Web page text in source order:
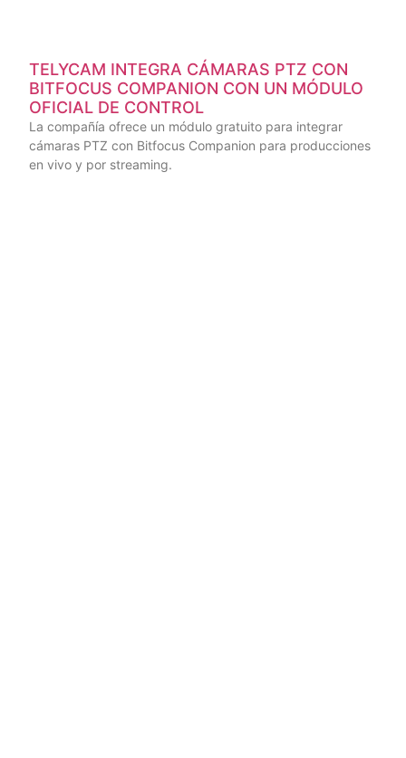
TELYCAM INTEGRA CÁMARAS PTZ CON
BITFOCUS COMPANION CON UN MÓDULO
OFICIAL DE CONTROL
La compañía ofrece un módulo gratuito para integrar
cámaras PTZ con Bitfocus Companion para producciones
en vivo y por streaming.